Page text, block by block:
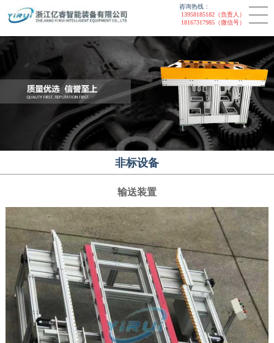
咨询热线：
13958185182（负责人）
18167317985（微信号）
非标设备
提升机
智能装配线
链板线
联系我们
CLOSE
非标设备
输送装置